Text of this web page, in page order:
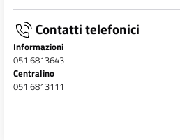
Contatti telefonici
Informazioni
051 6813643
Centralino
051 6813111